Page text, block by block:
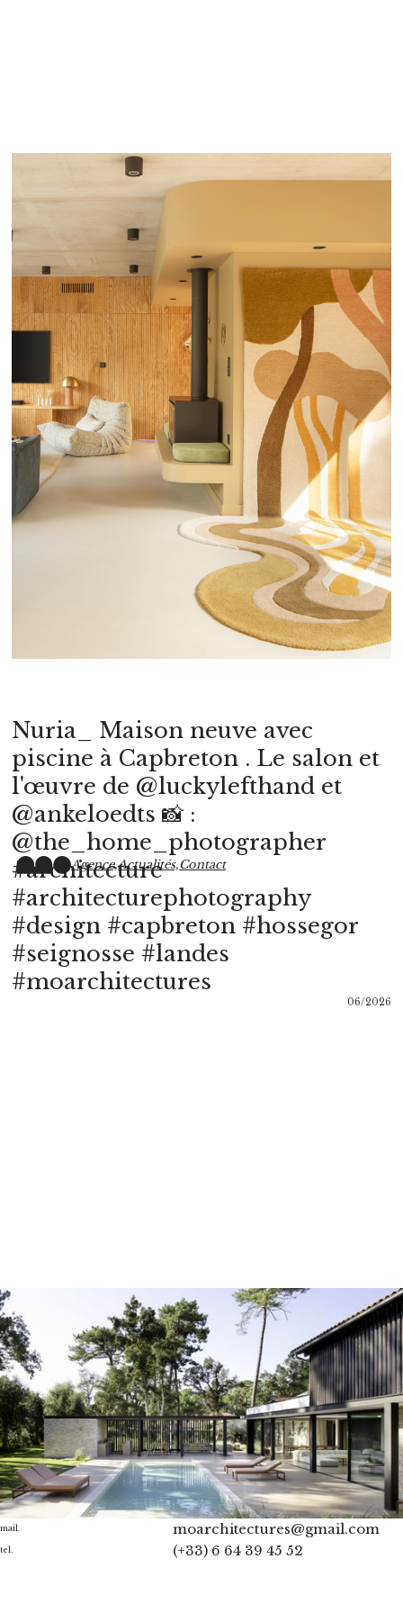
Nuria_ Maison neuve avec
piscine à Capbreton . Le salon et
l'œuvre de @luckylefthand et
@ankeloedts 📸 :
@the_home_photographer
#architecture
#architecturephotography
#design #capbreton #hossegor
#seignosse #landes
#moarchitectures
06/2026
mail. moarchitectures@gmail.com
tel. (+33) 6 64 39 45 52
Agence,Actualités,Contact